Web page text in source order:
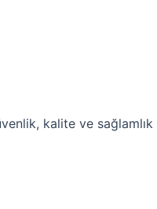
kalite ve sağlamlık